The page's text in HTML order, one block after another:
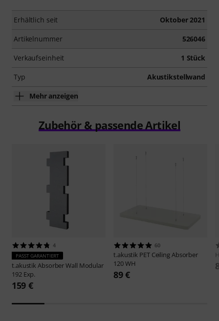
Erhältlich seit Oktober 2021
Artikelnummer 526046
Verkaufseinheit 1 Stück
Typ Akustikstellwand
Mehr anzeigen
Zubehör & passende Artikel
4
PASST GARANTIERT
t.akustikAbsorber Wall Modular
192 Exp.
159 €
60
t.akustik PET Ceiling Absorber
120 WH
89 €